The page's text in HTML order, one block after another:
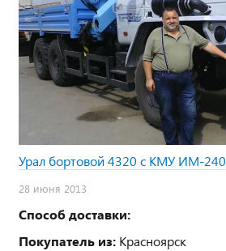
Урал бортовой 4320 с КМУ ИМ-240
28 июня 2013
Способ доставки:
Покупатель из: Красноярск